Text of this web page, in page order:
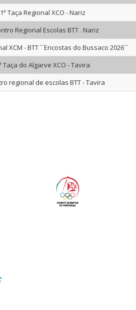
1ª Taça Regional XCO - Nariz
Regional Escolas BTT . Nariz
XCM - BTT ´´Encostas do Bussaco 2026´´
Taça do Algarve XCO - Tavira
regional de escolas BTT - Tavira